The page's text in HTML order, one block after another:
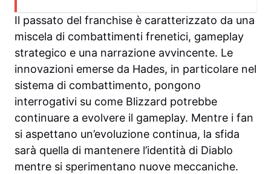
Il passato del franchise è caratterizzato da una
miscela di combattimenti frenetici, gameplay
strategico e una narrazione avvincente. Le
innovazioni emerse da Hades, in particolare nel
sistema di combattimento, pongono
interrogativi su come Blizzard potrebbe
continuare a evolvere il gameplay. Mentre i fan
si aspettano un’evoluzione continua, la sfida
sarà quella di mantenere l’identità di Diablo
mentre si sperimentano nuove meccaniche.